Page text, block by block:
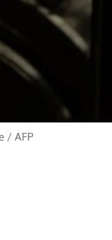
/ AFP